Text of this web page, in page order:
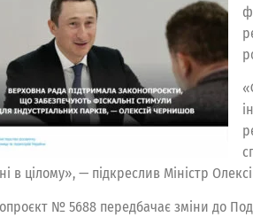
в цілому», — підкреслив Міністр
№ 5688 передбачає зміни до